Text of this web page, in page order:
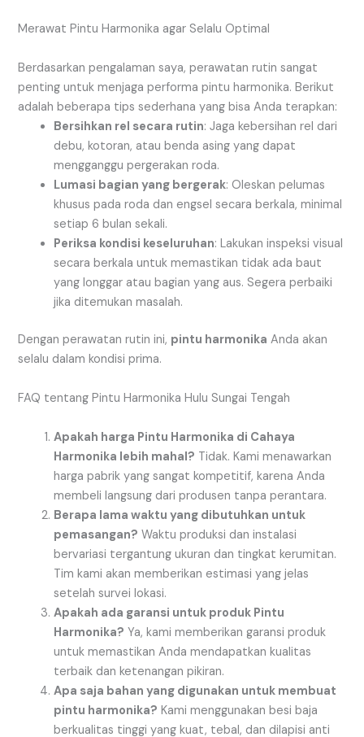
Merawat Pintu Harmonika agar Selalu Optimal
Berdasarkan pengalaman saya, perawatan rutin sangat
penting untuk menjaga performa pintu harmonika. Berikut
adalah beberapa tips sederhana yang bisa Anda terapkan:
Bersihkan rel secara rutin: Jaga kebersihan rel dari
debu, kotoran, atau benda asing yang dapat
mengganggu pergerakan roda.
Lumasi bagian yang bergerak: Oleskan pelumas
khusus pada roda dan engsel secara berkala, minimal
setiap 6 bulan sekali.
Periksa kondisi keseluruhan: Lakukan inspeksi visual
secara berkala untuk memastikan tidak ada baut
yang longgar atau bagian yang aus. Segera perbaiki
jika ditemukan masalah.
Dengan perawatan rutin ini, pintu harmonika Anda akan
selalu dalam kondisi prima.
FAQ tentang Pintu Harmonika Hulu Sungai Tengah
Apakah harga Pintu Harmonika di Cahaya
Harmonika lebih mahal? Tidak. Kami menawarkan
harga pabrik yang sangat kompetitif, karena Anda
membeli langsung dari produsen tanpa perantara.
Berapa lama waktu yang dibutuhkan untuk
pemasangan? Waktu produksi dan instalasi
bervariasi tergantung ukuran dan tingkat kerumitan.
Tim kami akan memberikan estimasi yang jelas
setelah survei lokasi.
Apakah ada garansi untuk produk Pintu
Harmonika? Ya, kami memberikan garansi produk
untuk memastikan Anda mendapatkan kualitas
terbaik dan ketenangan pikiran.
Apa saja bahan yang digunakan untuk membuat
pintu harmonika? Kami menggunakan besi baja
berkualitas tinggi yang kuat, tebal, dan dilapisi anti